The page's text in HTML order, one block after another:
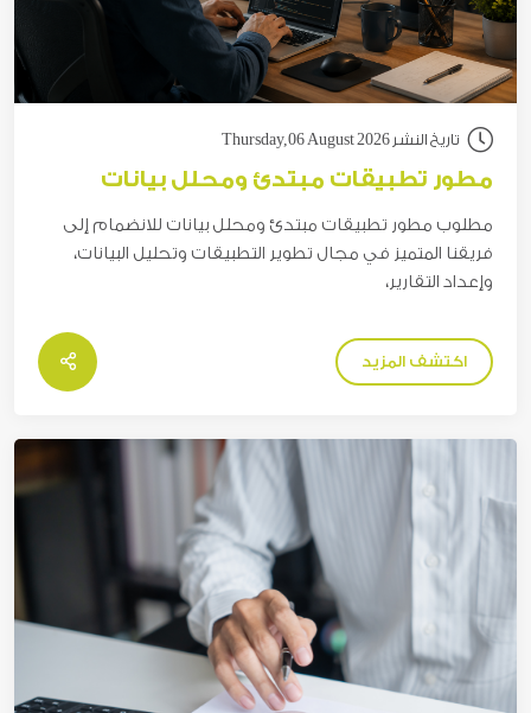
تاريخ النشر Thursday,06 August 2026
مطور تطبيقات مبتدئ ومحلل بيانات
مطلوب مطور تطبيقات مبتدئ ومحلل بيانات للانضمام إلى
فريقنا المتميز في مجال تطوير التطبيقات وتحليل البيانات،
وإعداد التقارير،
اكتشف المزيد